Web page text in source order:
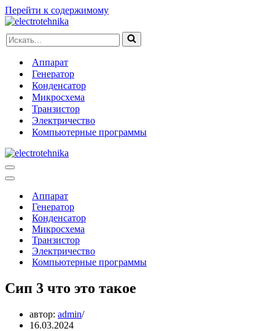
Перейти к содержимому
Искать...
Аппарат
Генератор
Конденсатор
Микросхема
Транзистор
Электричество
Компьютерные программы
Меню
навигации
Меню
навигацииАппарат
Генератор
Конденсатор
Микросхема
Транзистор
Электричество
Компьютерные программы
Сип 3 что это такое
автор: admin
16.03.2024